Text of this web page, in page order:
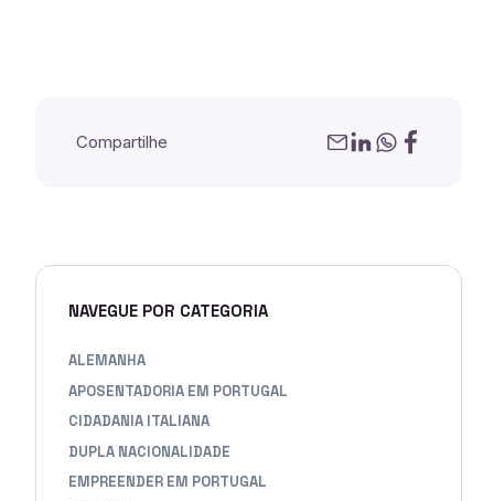
Compartilhe
NAVEGUE POR CATEGORIA
ALEMANHA
APOSENTADORIA EM PORTUGAL
CIDADANIA ITALIANA
DUPLA NACIONALIDADE
EMPREENDER EM PORTUGAL